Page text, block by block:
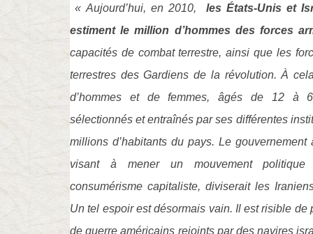
« Aujourd’hui, en 2010, les États-Unis et
estiment le million d’hommes des forces
capacités de combat terrestre, ainsi que les
terrestres des Gardiens de la révolution. À
d’hommes et de femmes, âgés de 12 à
sélectionnés et entraînés par ses différentes
millions d’habitants du pays. Le
visant à mener un mouvement
consumérisme capitaliste, diviserait les
Un tel espoir est désormais vain. Il est risible de
de guerre américains rejoints par des navires